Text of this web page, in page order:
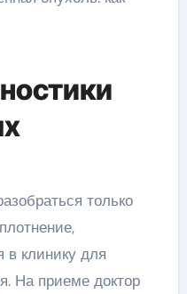
только
в клинику для
На приеме доктор